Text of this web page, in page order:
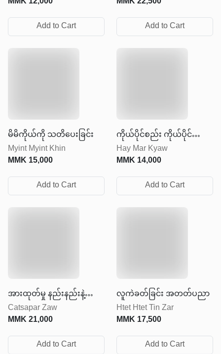
Add to Cart
Add to Cart
မိမိကိုယ်ကို သတိပေးခြင်း
Myint Myint Khin
MMK15,000
Add to Cart
ကိုယ်ပိုင်စည်း ကိုယ်ပိုင်
လွတ်လပ်မှု
Hay Mar Kyaw
MMK14,000
Add to Cart
အားထုတ်မှု နည်းနည်းနဲ့
ရလဒ်များများရအောင်လုပ်ပါ
Catsapar Zaw
MMK21,000
Add to Cart
လူကဲခတ်ခြင်း အတတ်ပညာ
Htet Htet Tin Zar
MMK17,500
Add to Cart